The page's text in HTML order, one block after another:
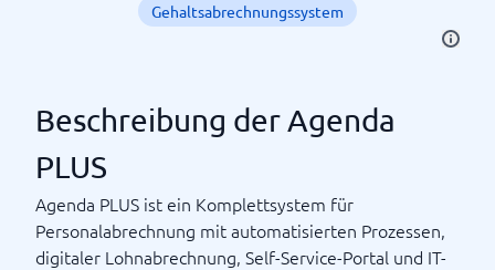
Gehaltsabrechnungssystem
Beschreibung der Agenda
PLUS
Agenda PLUS ist ein Komplettsystem für
Personalabrechnung mit automatisierten Prozessen,
digitaler Lohnabrechnung, Self-Service-Portal und IT-